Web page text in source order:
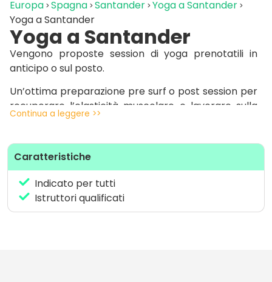
Europa Spagna Santander Yoga a Santander
Yoga a Santander
Yoga a Santander
Vengono proposte session di yoga prenotatili in
anticipo o sul posto.
Un’ottima preparazione pre surf o post session per
recuperare l’elasticità muscolare e lavorare sulla
respirazione.
Continua a leggere >>
Caratteristiche
Indicato per tutti
Istruttori qualificati